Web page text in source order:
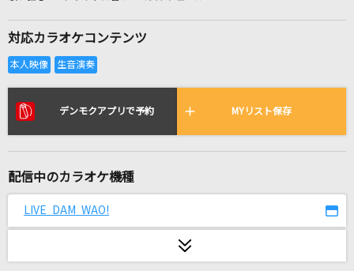
リアルタイムで歌われている曲の一覧
遥か
大きな古時計
対応カラオケコンテンツ
デンモクアプリで予約 MYリスト保存
配信中のカラオケ機種
LIVE DAM WAO!